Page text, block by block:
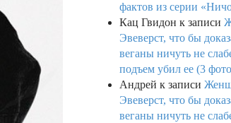
фактов из серии
Кац Гвидон к записи
Эвеверст, что бы
веганы ничуть не
подъем убил ее (3
Андрей к записи
Эвеверст, что бы
веганы ничуть не